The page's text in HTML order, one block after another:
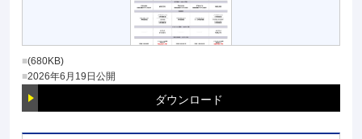
(680KB)
2026年6月19日公開
ダウンロード